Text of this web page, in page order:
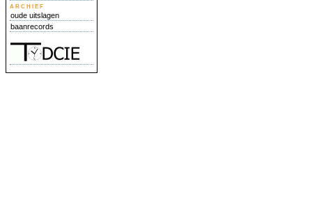
archief
oude uitslagen
baanrecords